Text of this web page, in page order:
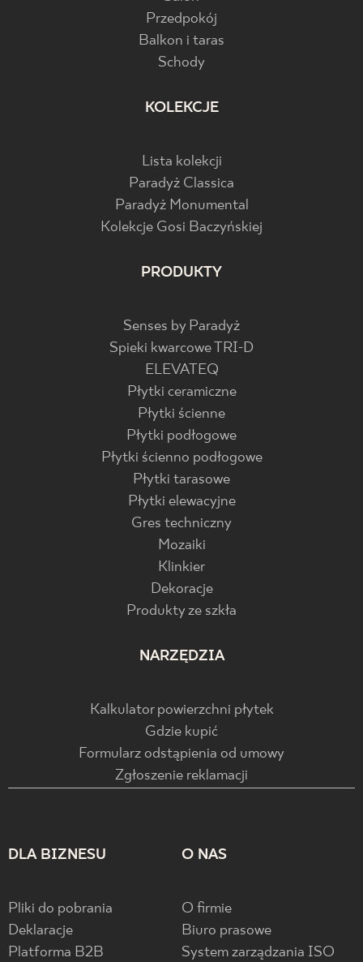
Przedpokój
Balkon i taras
Schody
KOLEKCJE
Lista kolekcji
Paradyż Classica
Paradyż Monumental
Kolekcje Gosi Baczyńskiej
PRODUKTY
Senses by Paradyż
Spieki kwarcowe TRI-D
ELEVATEQ
Płytki ceramiczne
Płytki ścienne
Płytki podłogowe
Płytki ścienno podłogowe
Płytki tarasowe
Płytki elewacyjne
Gres techniczny
Mozaiki
Klinkier
Dekoracje
Produkty ze szkła
NARZĘDZIA
Kalkulator powierzchni płytek
Gdzie kupić
Formularz odstąpienia od umowy
Zgłoszenie reklamacji
DLA BIZNESU
Pliki do pobrania
Deklaracje
Platforma B2B
O NAS
O firmie
Biuro prasowe
System zarządzania ISO